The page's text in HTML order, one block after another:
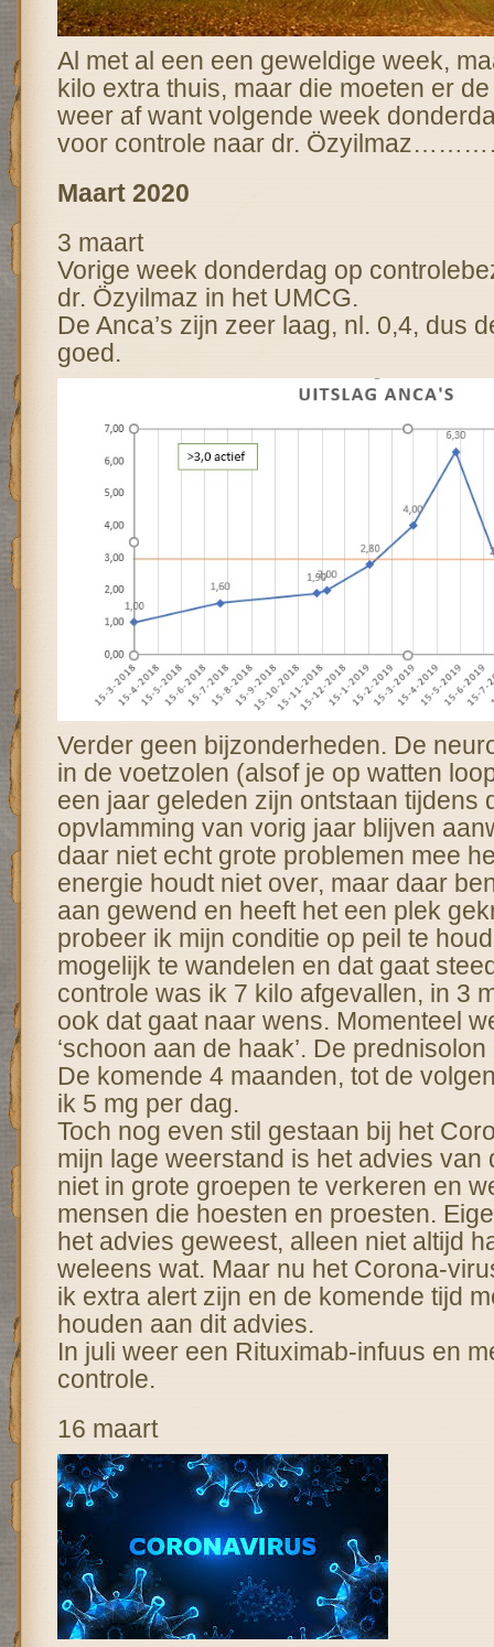
Al met al een een geweldige week,
kilo extra thuis, maar die moeten er
weer af want volgende week
voor controle naar dr.
Maart 2020
3 maart
Vorige week donderdag op
dr. Özyilmaz in het UMCG.
De Anca’s zijn zeer laag, nl. 0,4, dus
goed.
Verder geen bijzonderheden. De
in de voetzolen (alsof je op watten
een jaar geleden zijn ontstaan tijdens
opvlamming van vorig jaar blijven
daar niet echt grote problemen mee
energie houdt niet over, maar daar
aan gewend en heeft het een plek
probeer ik mijn conditie op peil te
mogelijk te wandelen en dat gaat
controle was ik 7 kilo afgevallen, in 3
ook dat gaat naar wens. Momenteel
‘schoon aan de haak’. De
De komende 4 maanden, tot de
ik 5 mg per dag.
Toch nog even stil gestaan bij het
mijn lage weerstand is het advies van
niet in grote groepen te verkeren en
mensen die hoesten en proesten.
het advies geweest, alleen niet altijd
weleens wat. Maar nu het Corona-
ik extra alert zijn en de komende tijd
houden aan dit advies.
In juli weer een Rituximab-infuus en
controle.
16 maart